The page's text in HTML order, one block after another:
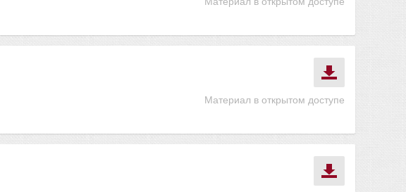
Материал в открытом доступе